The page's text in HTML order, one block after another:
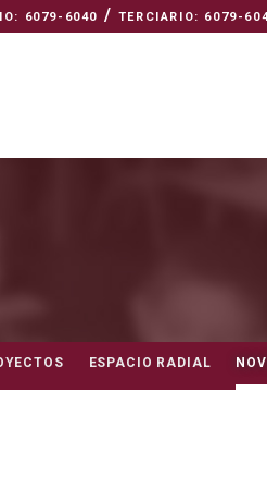
6079-6040 / TERCIARIO: 6079-
ESPACIO RADIAL